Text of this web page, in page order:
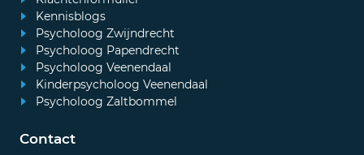
Kennisblogs
Psycholoog Zwijndrecht
Psycholoog Papendrecht
Psycholoog Veenendaal
Kinderpsycholoog Veenendaal
Psycholoog Zaltbommel
Contact